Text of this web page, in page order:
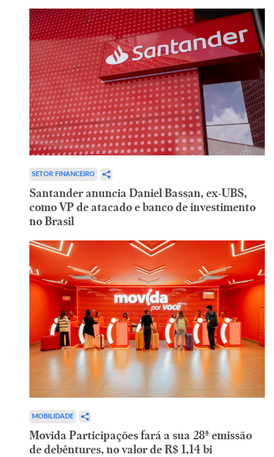
SETOR FINANCEIRO
Santander anuncia Daniel Bassan, ex-UBS,
como VP de atacado e banco de investimento
no Brasil
MOBILIDADE
Movida Participações fará a sua 28ª emissão
de debêntures, no valor de R$ 1,14 bi